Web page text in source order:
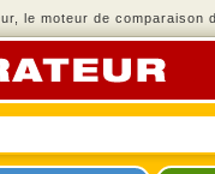
le moteur de comparaison